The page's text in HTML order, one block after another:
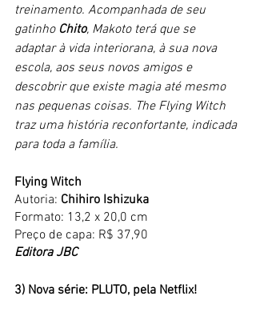
treinamento. Acompanhada de seu
gatinho Chito, Makoto terá que se
adaptar à vida interiorana, à sua nova
escola, aos seus novos amigos e
descobrir que existe magia até mesmo
nas pequenas coisas. The Flying Witch
traz uma história reconfortante, indicada
para toda a família.
Flying Witch
Autoria: Chihiro Ishizuka
Formato: 13,2 x 20,0 cm
Preço de capa: R$ 37,90
Editora JBC
3) Nova série: PLUTO, pela Netflix!